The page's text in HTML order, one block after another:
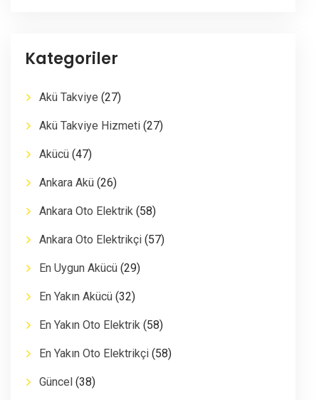
Kategoriler
Akü Takviye (27)
Akü Takviye Hizmeti (27)
Akücü (47)
Ankara Akü (26)
Ankara Oto Elektrik (58)
Ankara Oto Elektrikçi (57)
En Uygun Akücü (29)
En Yakın Akücü (32)
En Yakın Oto Elektrik (58)
En Yakın Oto Elektrikçi (58)
Güncel (38)